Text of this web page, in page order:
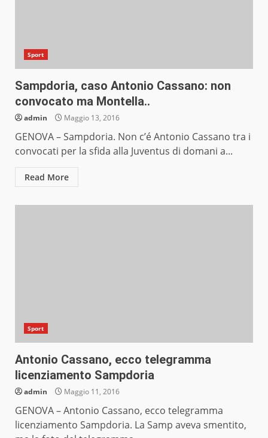
Sport
Sampdoria, caso Antonio Cassano: non
convocato ma Montella..
admin Maggio 13, 2016
GENOVA – Sampdoria. Non c’é Antonio Cassano tra i
convocati per la sfida alla Juventus di domani a...
Read More
Sport
Antonio Cassano, ecco telegramma
licenziamento Sampdoria
admin Maggio 11, 2016
GENOVA – Antonio Cassano, ecco telegramma
licenziamento Sampdoria. La Samp aveva smentito,